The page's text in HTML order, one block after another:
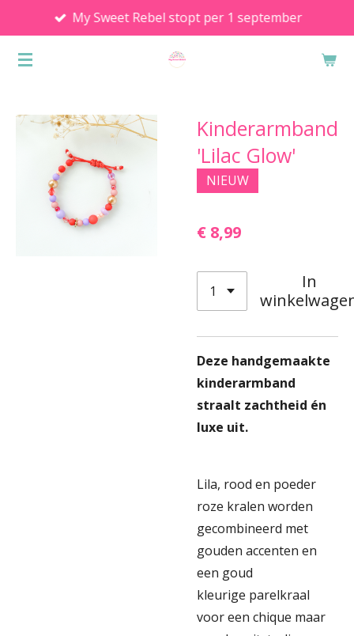
direct
naar
My Sweet Rebel stopt per 1 september
Kinderarmband
'Lilac Glow'
NIEUW
€ 8,99
In
Deze handgemaakte
kinderarmband
straalt zachtheid én
luxe uit.
Lila, rood en poeder
roze kralen worden
gecombineerd met
gouden accenten en
een goud
kleurige parelkraal
voor een chique maar